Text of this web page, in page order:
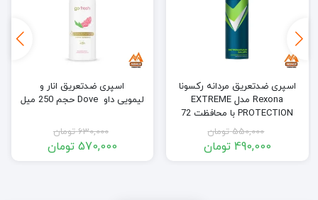
اسپری ضدتعریق مردانه رکسونا
Rexona مدل EXTREME
PROTECTION با محافظت 72
ساعته حجم 200 میل
550,000 تومان
490,000 تومان
اسپری ضدتعریق انار و
لیمویی داو Dove حجم 250 میل
630,000 تومان
570,000 تومان